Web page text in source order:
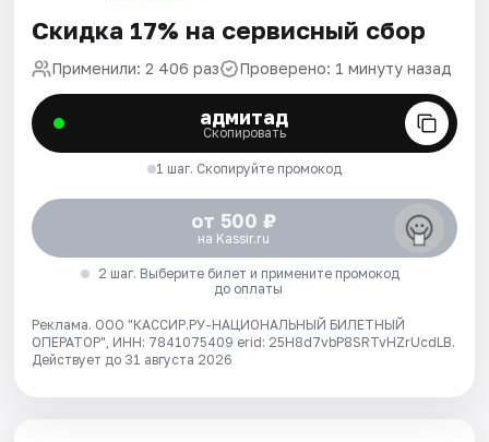
Скидка 17% на сервисный сбор
Применили: 2 406 раз Проверено: 1 минуту назад
адмитад
Скопировать
1 шаг. Скопируйте промокод
от 500 ₽
на Kassir.ru
2 шаг. Выберите билет и примените промокод
до оплаты
Реклама. ООО "КАССИР.РУ-НАЦИОНАЛЬНЫЙ БИЛЕТНЫЙ
ОПЕРАТОР", ИНН: 7841075409 erid: 25H8d7vbP8SRTvHZrUcdLB.
Действует до 31 августа 2026